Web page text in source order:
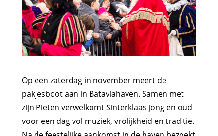
Op een zaterdag in november meert de
pakjesboot aan in Bataviahaven. Samen met
zijn Pieten verwelkomt Sinterklaas jong en oud
voor een dag vol muziek, vrolijkheid en traditie.